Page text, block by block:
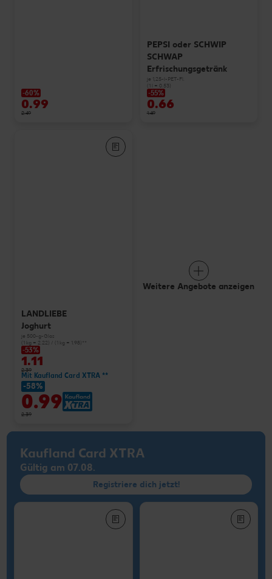
-60%
0.99
2.49
PEPSI oder SCHWIP
SCHWAP
Erfrischungsgetränk
je 1,25-l-PET-Fl.
(1 l = 0.53)
-55%
0.66
1.49
LANDLIEBE
Joghurt
je 500-g-Glas
(1 kg = 2.22) / (1 kg = 1.98)**
-53%
1.11
2.39
Mit Kaufland Card XTRA **
-58%
0.99
2.39
Weitere Angebote anzeigen
Kaufland Card XTRA
Gültig am 07.08.
Registriere dich jetzt!